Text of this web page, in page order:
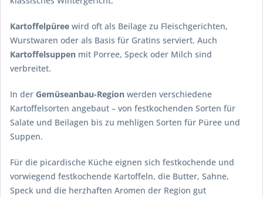
Kartoffelpüree wird oft als Beilage zu Fleischgerichten,
Wurstwaren oder als Basis für Gratins serviert. Auch
Kartoffelsuppen mit Porree, Speck oder Milch sind
verbreitet.
In der Gemüseanbau-Region werden verschiedene
Kartoffelsorten angebaut – von festkochenden Sorten für
Salate und Beilagen bis zu mehligen Sorten für Püree und
Suppen.
Für die picardische Küche eignen sich festkochende und
vorwiegend festkochende Kartoffeln, die Butter, Sahne,
Speck und die herzhaften Aromen der Region gut